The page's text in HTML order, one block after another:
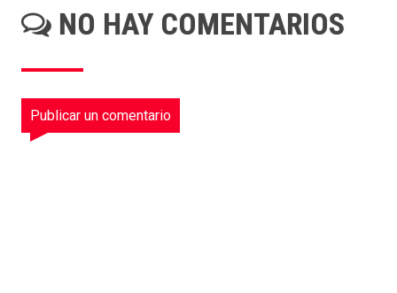
NO HAY COMENTARIOS
Publicar un comentario